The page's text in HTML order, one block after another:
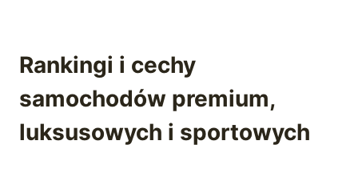
Rankingi i cechy
samochodów premium,
luksusowych i sportowych